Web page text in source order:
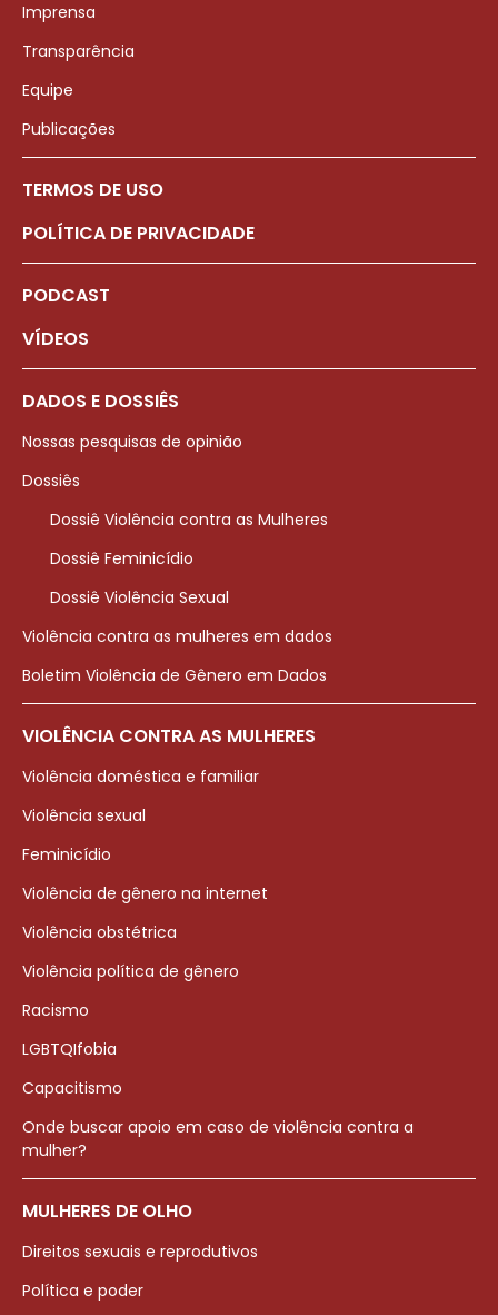
Imprensa
Transparência
Equipe
Publicações
TERMOS DE USO
POLÍTICA DE PRIVACIDADE
PODCAST
VÍDEOS
DADOS E DOSSIÊS
Nossas pesquisas de opinião
Dossiês
Dossiê Violência contra as Mulheres
Dossiê Feminicídio
Dossiê Violência Sexual
Violência contra as mulheres em dados
Boletim Violência de Gênero em Dados
VIOLÊNCIA CONTRA AS MULHERES
Violência doméstica e familiar
Violência sexual
Feminicídio
Violência de gênero na internet
Violência obstétrica
Violência política de gênero
Racismo
LGBTQIfobia
Capacitismo
Onde buscar apoio em caso de violência contra a
mulher?
MULHERES DE OLHO
Direitos sexuais e reprodutivos
Política e poder